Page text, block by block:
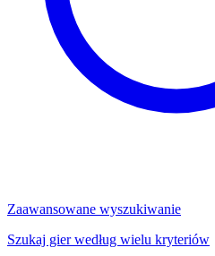
Zaawansowane wyszukiwanie
Szukaj gier według wielu kryteriów